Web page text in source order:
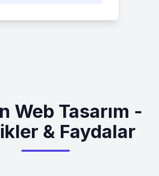
Web Tasarım -
& Faydalar